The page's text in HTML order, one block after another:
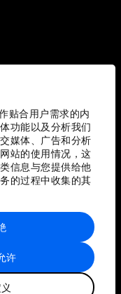
贴合用户需求的内
功能以及分析我们
媒体、广告和分析
站的使用情况，这
信息与您提供给他
的过程中收集的其
许